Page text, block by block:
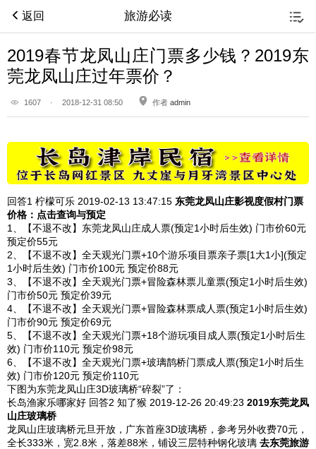
返回 旅游必读
2019春节龙凤山庄门票多少钱？2019东
莞龙凤山庄过年票价？
1607 · 2018-12-31 08:50 作者 admin
回答1 柠檬可乐 2019-02-13 13:47:15 东莞龙凤山庄影视度假村门票
价格：点击查询与预定
1、【不退不改】东莞龙凤山庄成人票(预定1小时后生效) 门市价60元
预定价55元
2、【不退不改】全天观光门票+10个游乐项目票亲子票[1大1小](预定
1小时后生效) 门市价100元 预定价88元
3、【不退不改】全天观光门票+冒险森林票儿童票(预定1小时后生效)
门市价50元 预定价39元
4、【不退不改】全天观光门票+冒险森林票成人票(预定1小时后生效)
门市价90元 预定价69元
5、【不退不改】全天观光门票+18个游玩项目成人票(预定1小时后生
效) 门市价110元 预定价98元
6、【不退不改】全天观光门票+玻璃鹊桥门票成人票(预定1小时后生
效) 门市价120元 预定价110元
下图为东莞龙凤山庄3D玻璃桥“碎裂”了：
长岛渔家乐哪家好 回答2 知了猴 2019-12-26 20:49:23 2019东莞龙凤
山庄玻璃桥
龙凤山庄玻璃桥元旦开放 ，广东首座3D玻璃桥，参考另外收费70元，
全长333米，宽2.8米，落差88米，铺设三层特种钢化玻璃 去东莞旅游